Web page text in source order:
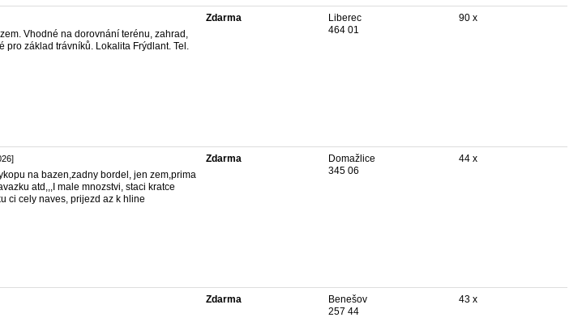
Vhodné na dorovnání terénu, zahrad,
pro základ trávníků. Lokalita Frýdlant. Tel.
Zdarma
Liberec
464 01
90 x
na bazen,zadny bordel, jen zem,prima
atd,,,I male mnozstvi, staci kratce
ci cely naves, prijezd az k hline
Zdarma
Domažlice
345 06
44 x
Zdarma
Benešov
257 44
43 x